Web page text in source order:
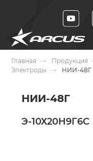
Главная Продукция
Электроды
НИИ-48Г
НИИ-48Г
Э-10Х20Н9Г6С